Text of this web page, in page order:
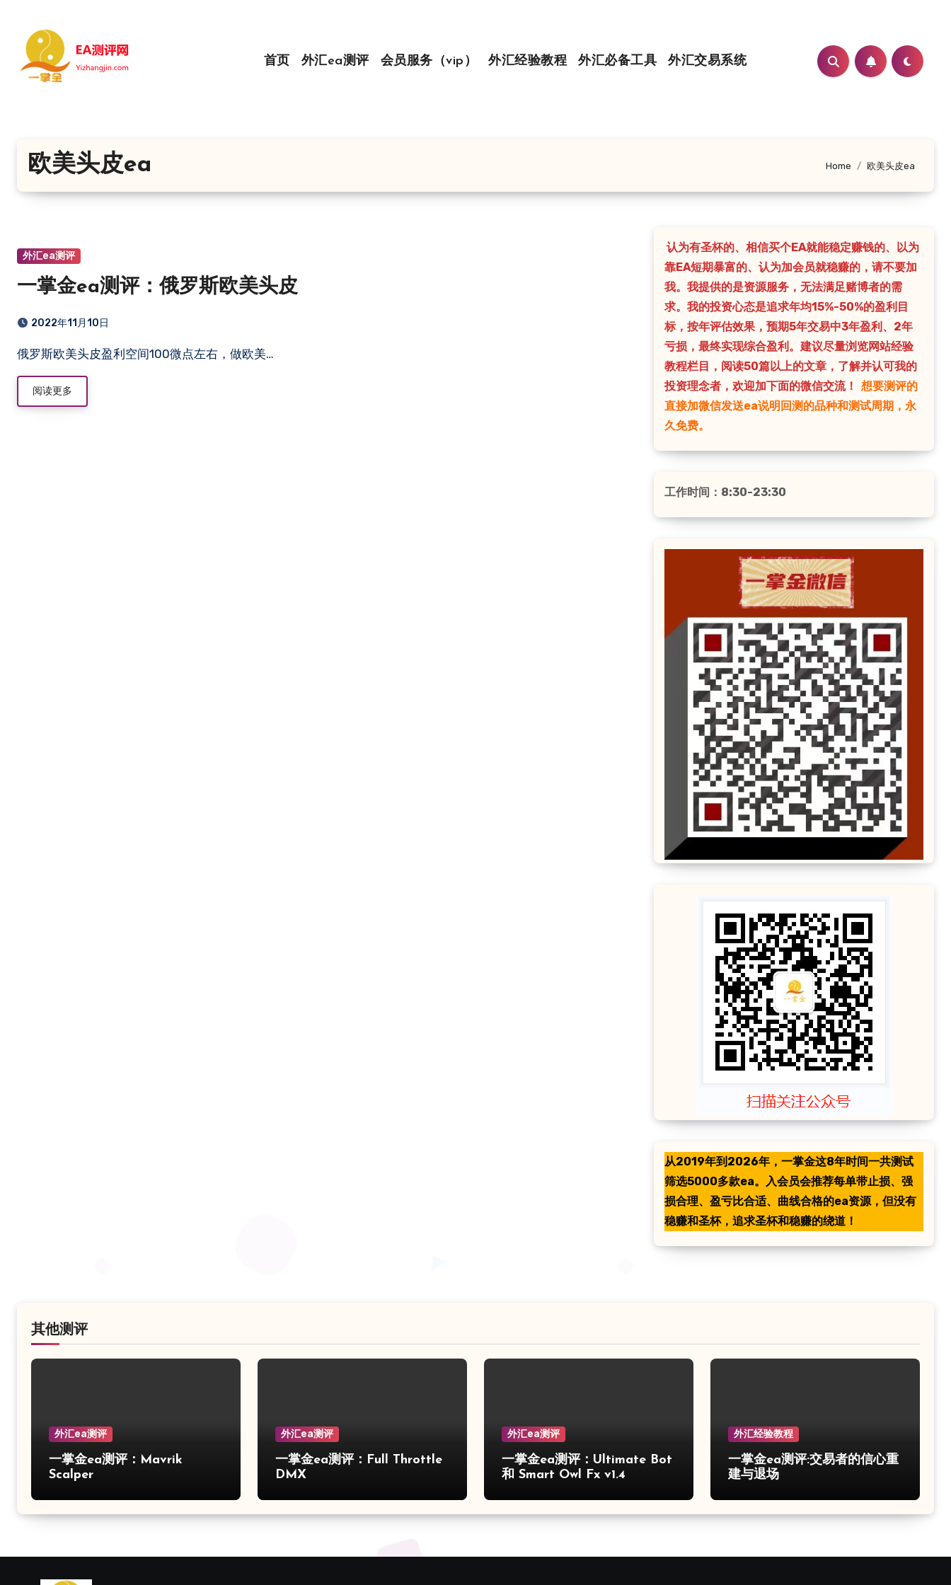
首页 外汇ea测评 会员服务（vip） 外汇经验教程 外汇必备工具 外汇交易系统
欧美头皮ea Home 欧美头皮ea
外汇ea测评
一掌金ea测评：俄罗斯欧美头皮
2022年11月10日
俄罗斯欧美头皮盈利空间100微点左右，做欧美…
阅读更多
认为有圣杯的、相信买个EA就能稳定赚钱的、以为
靠EA短期暴富的、认为加会员就稳赚的，请不要加
我。我提供的是资源服务，无法满足赌博者的需
求。我的投资心态是追求年均15%-50%的盈利目
标，按年评估效果，预期5年交易中3年盈利、2年
亏损，最终实现综合盈利。建议尽量浏览网站经验
教程栏目，阅读50篇以上的文章，了解并认可我的
投资理念者，欢迎加下面的微信交流！
想要测评的
直接加微信发送ea说明回测的品种和测试周期，永
久免费。
工作时间：8:30-23:30
从2019年到2026年，一掌金这8年时间一共测试
筛选5000多款ea。入会员会推荐每单带止损、强
损合理、盈亏比合适、曲线合格的ea资源，但没有
稳赚和圣杯，追求圣杯和稳赚的绕道！
其他测评
外汇ea测评
一掌金ea测评：Mavrik
Scalper
外汇ea测评
一掌金ea测评：Full Throttle
DMX
外汇ea测评
一掌金ea测评：Ultimate Bot
和 Smart Owl Fx v1.4
外汇经验教程
一掌金ea测评:交易者的信心重
建与退场